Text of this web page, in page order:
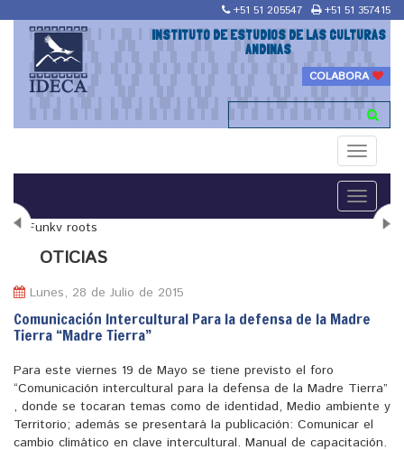
+51 51 205547 +51 51 357415
INSTITUTO DE ESTUDIOS DE LAS CULTURAS
ANDINAS
COLABORA
Toggle
Toggle
"Maestría en Religiones y culturas Andinas"
OTICIAS
Lunes, 28 de Julio de 2015
Comunicación Intercultural Para la defensa de la Madre
Tierra “Madre Tierra”
Para este viernes 19 de Mayo se tiene previsto el foro
“Comunicación intercultural para la defensa de la Madre Tierra”
, donde se tocaran temas como de identidad, Medio ambiente y
Territorio; además se presentará la publicación: Comunicar el
cambio climático en clave intercultural. Manual de capacitación.